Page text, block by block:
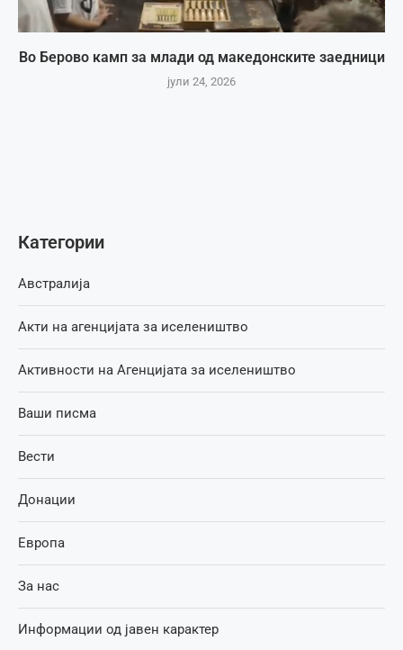
Во Берово камп за млади од македонските заедници
јули 24, 2026
Категории
Австралија
Акти на агенцијата за иселеништво
Активности на Агенцијата за иселеништво
Ваши писма
Вести
Донации
Европа
За нас
Информации од јавен карактер